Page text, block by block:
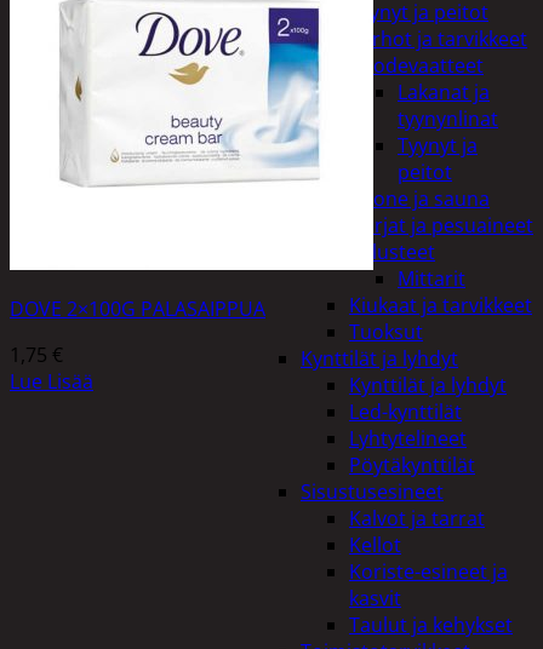
Tyynyt ja peitot
Verhot ja tarvikkeet
Vuodevaatteet
Lakanat ja
tyynynlinat
Tyynyt ja
peitot
Kylpyhuone ja sauna
Harjat ja pesuaineet
Kalusteet
Mittarit
Kiukaat ja tarvikkeet
Tuoksut
Kynttilät ja lyhdyt
Kynttilät ja lyhdyt
Led-kynttilät
Lyhtytelineet
Pöytäkynttilät
Sisustusesineet
Kalvot ja tarrat
Kellot
Koriste-esineet ja
kasvit
Taulut ja kehykset
DOVE 2×100G PALASAIPPUA
1,75 €
Lue Lisää